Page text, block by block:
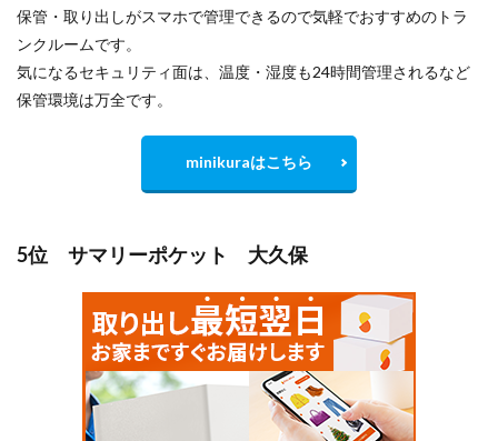
保管・取り出しがスマホで管理できるので気軽でおすすめのトラ
ンクルームです。
気になるセキュリティ面は、温度・湿度も24時間管理されるなど
保管環境は万全です。
minikuraはこちら
5位 サマリーポケット 大久保